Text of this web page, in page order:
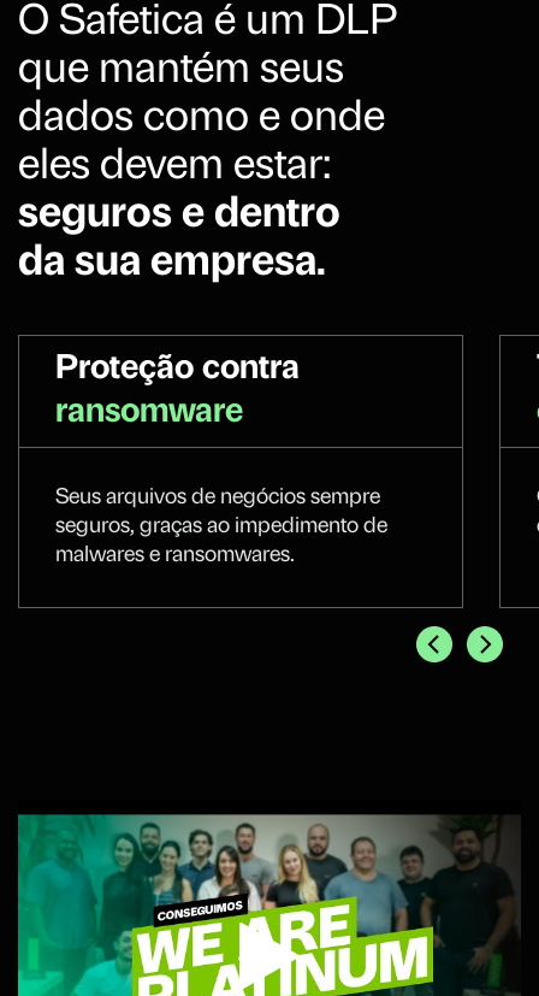
O Safetica é um DLP
que mantém seus
dados como e onde
eles devem estar:
seguros e dentro
da sua empresa.
Proteção contra
ransomware
Seus arquivos de negócios sempre
seguros, graças ao impedimento de
malwares e ransomwares.